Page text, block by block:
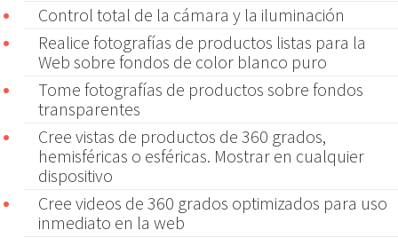
Control total de la cámara y la iluminación
Realice fotografías de productos listas para la
Web sobre fondos de color blanco puro
Tome fotografías de productos sobre fondos
transparentes
Cree vistas de productos de 360 ​​grados,
hemisféricas o esféricas. Mostrar en cualquier
dispositivo
Cree videos de 360 ​​grados optimizados para uso
inmediato en la web